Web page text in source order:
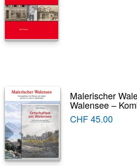
Malerischer
Walensee –
CHF45.00